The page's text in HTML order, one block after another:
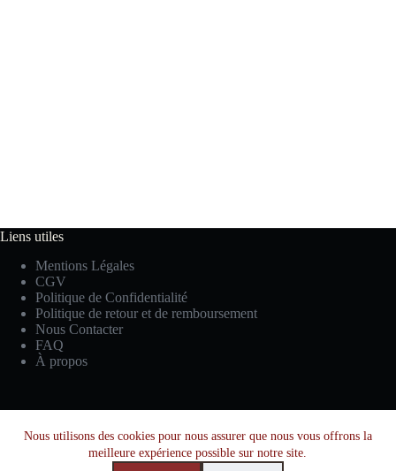
Nous utilisons des cookies pour nous assurer que nous vous offrons la
meilleure expérience possible sur notre site.
Liens utiles
Mentions Légales
CGV
Politique de Confidentialité
Politique de retour et de remboursement
Nous Contacter
FAQ
À propos
Facebook Instagram YouTube